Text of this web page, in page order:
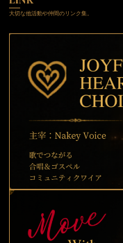
大切な他活動や仲間のリンク集。